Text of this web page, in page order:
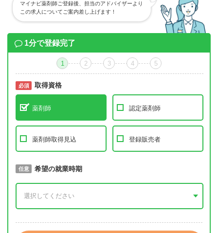
マイナビ薬剤師ご登録後、担当のアドバイザーより
この求人についてご案内差し上げます！
1分で登録完了
1 2 3 4 5
必須 取得資格
薬剤師 認定薬剤師
薬剤師取得見込 登録販売者
必須 取得予定年
任意 希望の就業時期